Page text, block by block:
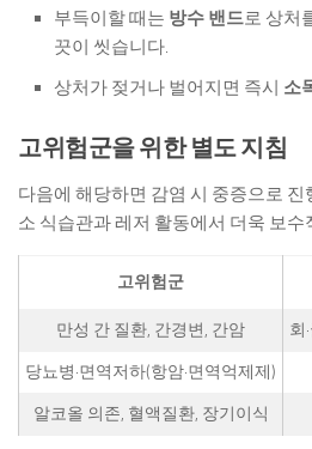
부득이할 때는 방수 밴드로 상처
끗이 씻습니다.
상처가 젖거나 벌어지면 즉시 소
고위험군을 위한 별도 지침
다음에 해당하면 감염 시 중증으로
소 식습관과 레저 활동에서 더욱 보수
고위험군
만성 간 질환, 간경변, 간암 회
당뇨병·면역저하(항암·면역억제제)
알코올 의존, 혈액질환, 장기이식